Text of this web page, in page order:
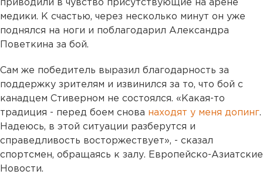
приводили в чувство присутствующие на арене
медики. К счастью, через несколько минут он уже
поднялся на ноги и поблагодарил Александра
Поветкина за бой.
Сам же победитель выразил благодарность за
поддержку зрителям и извинился за то, что бой с
канадцем Стиверном не состоялся. «Какая-то
традиция - перед боем снова находят у меня допинг.
Надеюсь, в этой ситуации разберутся и
справедливость восторжествует», - сказал
спортсмен, обращаясь к залу. Европейско-Азиатские
Новости.